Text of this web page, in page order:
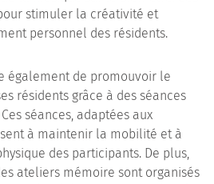
stimuler la créativité et
personnel des résidents.
également de promouvoir le
résidents grâce à des séances
séances, adaptées aux
à maintenir la mobilité et à
des participants. De plus,
ateliers mémoire sont organisés